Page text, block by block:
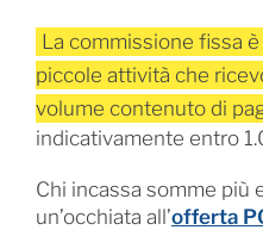
La commissione fissa
piccole attività che
volume contenuto di
indicativamente entro
Chi incassa somme più
un’occhiata all’offerta